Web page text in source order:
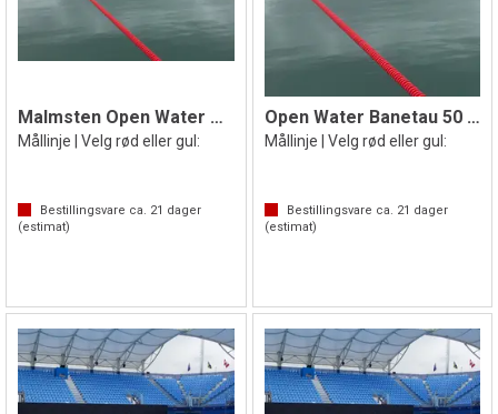
Malmsten Open Water Banetau 25 m
Mållinje | Velg rød eller gul:
Bestillingsvare ca. 21 dager
(estimat)
Open Water Banetau 50 m
Mållinje | Velg rød eller gul:
Bestillingsvare ca. 21 dager
(estimat)